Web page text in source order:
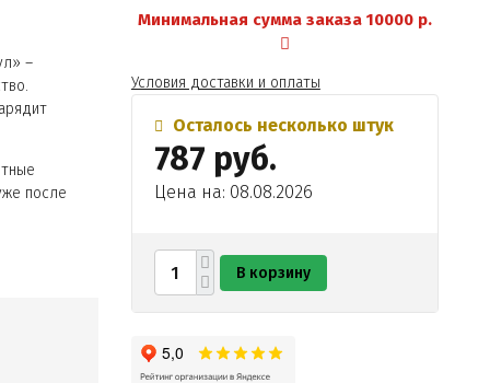
–
после
Минимальная сумма заказа 10000 р.
Условия доставки и оплаты
Осталось несколько штук
787 руб.
Цена на: 08.08.2026
В корзину